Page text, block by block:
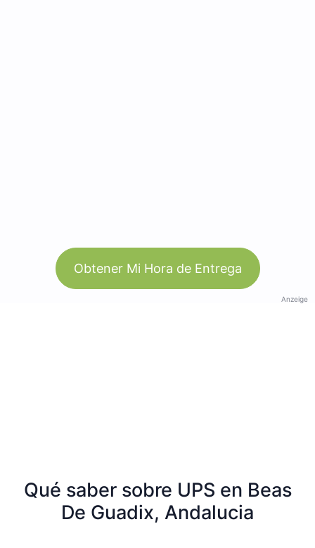
Obtener Mi Hora de Entrega
Anzeige
Qué saber sobre UPS en Beas
De Guadix, Andalucia